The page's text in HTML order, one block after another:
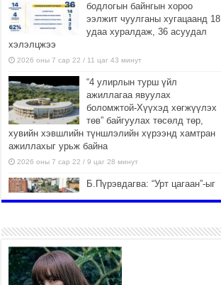
бодлогын байнгын хороо
ээлжит чуулганы хугацаанд 18
удаа хуралдаж, 36 асуудал
хэлэлцжээ
2026 оны 7 сар 22 / 11 цаг 43 минут
“4 улирлын турш үйл
ажиллагаа явуулах
боломжтой-Хүүхэд хөгжүүлэх
төв” байгуулах төсөлд төр,
хувийн хэвшлийн түншлэлийн хүрээнд хамтран
ажиллахыг урьж байна
2026 оны 7 сар 22 / 9 цаг 28 минут
Б.Пүрэвдагва: “Урт цагаан”-ыг
2026 оны 7 сар 21 / 16 цаг 47 минут
Тусгай замын автобус /BRT/
төслийн удирдах хорооны